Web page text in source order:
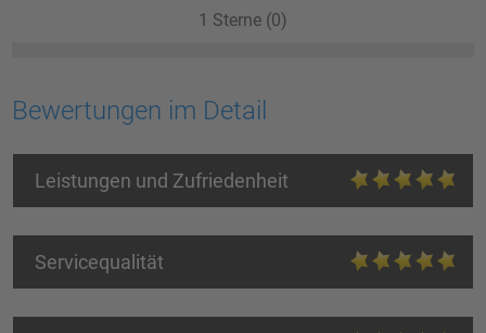
1 Sterne (0)
Bewertungen im Detail
Leistungen und Zufriedenheit
Servicequalität